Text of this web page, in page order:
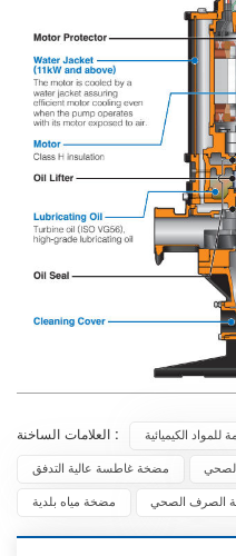
العلامات الساخنة :
الكيميائية
مضخة غاطسة عالية التدفق
مضخة مياه بلدية
الصرف الصحي